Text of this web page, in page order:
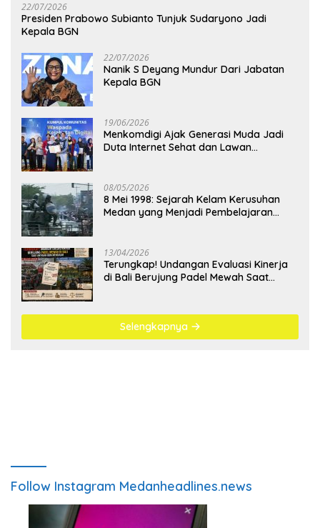
22/07/2026
Presiden Prabowo Subianto Tunjuk Sudaryono Jadi
Kepala BGN
22/07/2026
Nanik S Deyang Mundur Dari Jabatan
Kepala BGN
19/06/2026
Menkomdigi Ajak Generasi Muda Jadi
Duta Internet Sehat dan Lawan
08/05/2026
8 Mei 1998: Sejarah Kelam Kerusuhan
Medan yang Menjadi Pembelajaran
13/04/2026
Terungkap! Undangan Evaluasi Kinerja
di Bali Berujung Padel Mewah Saat
Selengkapnya
Follow Instagram Medanheadlines.news